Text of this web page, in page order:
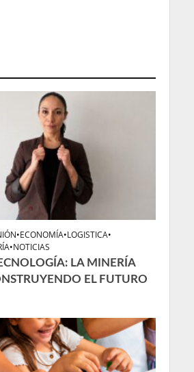
•ECONOMÍA•LOGISTICA•
•NOTICIAS
LA MINERÍA
EL FUTURO